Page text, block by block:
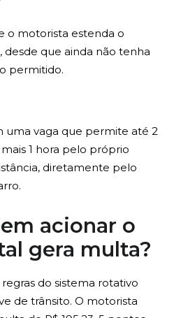
o motorista estenda o
que ainda não tenha
permitido.
uma vaga que permite até 2
1 hora pelo próprio
diretamente pelo
acionar o
gera multa?
do sistema rotativo
de trânsito. O motorista